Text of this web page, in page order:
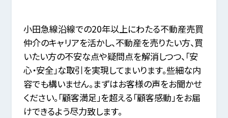
小田急線沿線での20年以上にわたる不動産売買
仲介のキャリアを活かし、不動産を売りたい方、買
いたい方の不安な点や疑問点を解消しつつ、「安
心・安全」な取引を実現してまいります。些細な内
容でも構いません。まずはお客様の声をお聞かせ
ください。「顧客満足」を超える「顧客感動」をお届
けできるよう尽力致します。